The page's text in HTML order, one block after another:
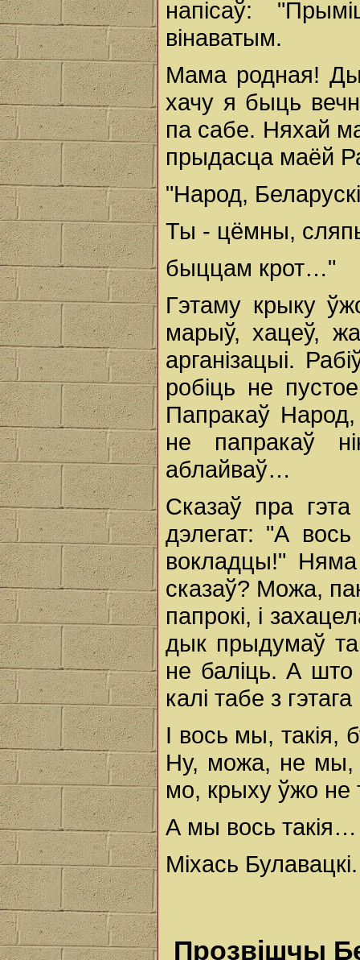
напісаў:
вінаватым.
Мама родная!
хачу я быць
па сабе. Няхай
прыдасца маёй
"Народ,
Ты - цёмны,
быццам крот…"
Гэтаму крыку
марыў, хацеў,
арганізацыі.
робіць не
Папракаў
не папракаў
аблайваў…
Сказаў пра гэта
дэлегат: "А
вокладцы!"
сказаў? Можа,
папрокі, і
дык прыдумаў
не баліць. А
калі табе з
І вось мы, такія,
Ну, можа, не мы,
мо, крыху ўжо не
А мы вось такія…
Міхась Булавацкі.
Прозвішчы